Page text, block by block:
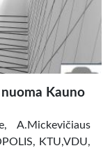
Kauno
A.Mickevičiaus
KTU,VDU,